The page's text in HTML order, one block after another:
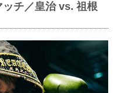
チ／皇治 vs. 祖根